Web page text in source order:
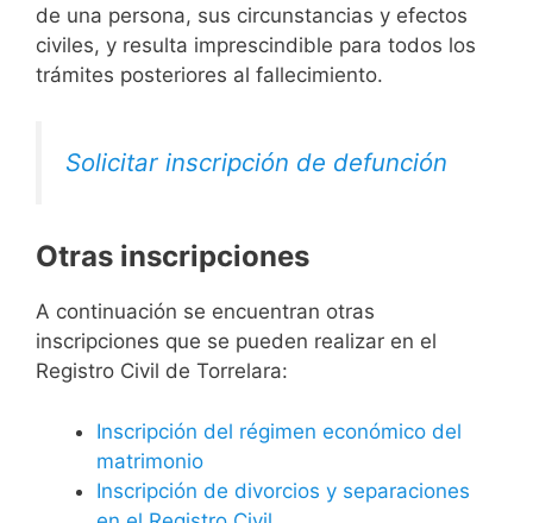
de una persona, sus circunstancias y efectos
civiles, y resulta imprescindible para todos los
trámites posteriores al fallecimiento.
Solicitar inscripción de defunción
Otras inscripciones
A continuación se encuentran otras
inscripciones que se pueden realizar en el
Registro Civil de Torrelara:
Inscripción del régimen económico del
matrimonio
Inscripción de divorcios y separaciones